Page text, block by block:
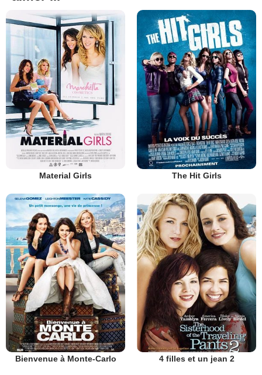
Material Girls The Hit Girls
Bienvenue à Monte-Carlo 4 filles et un jean 2